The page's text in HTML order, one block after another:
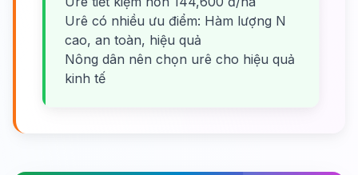
Urê có nhiều ưu điểm: Hàm lượng N
cao, an toàn, hiệu quả
Nông dân nên chọn urê cho hiệu quả
kinh tế